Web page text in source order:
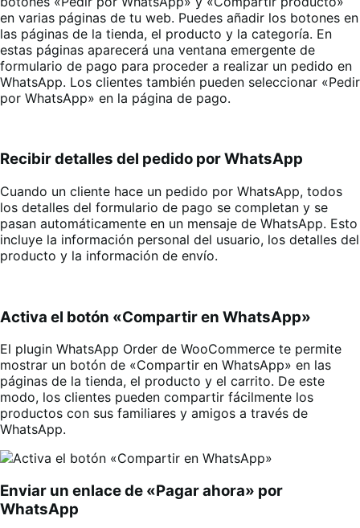
en varias páginas de tu web. Puedes añadir los botones en
las páginas de la tienda, el producto y la categoría. En
estas páginas aparecerá una ventana emergente de
formulario de pago para proceder a realizar un pedido en
WhatsApp. Los clientes también pueden seleccionar «Pedir
por WhatsApp» en la página de pago.
Recibir detalles del pedido por WhatsApp
Cuando un cliente hace un pedido por WhatsApp, todos
los detalles del formulario de pago se completan y se
pasan automáticamente en un mensaje de WhatsApp. Esto
incluye la información personal del usuario, los detalles del
producto y la información de envío.
Activa el botón «Compartir en WhatsApp»
El plugin WhatsApp Order de WooCommerce te permite
mostrar un botón de «Compartir en WhatsApp» en las
páginas de la tienda, el producto y el carrito. De este
modo, los clientes pueden compartir fácilmente los
productos con sus familiares y amigos a través de
WhatsApp.
Enviar un enlace de «Pagar ahora» por
WhatsApp